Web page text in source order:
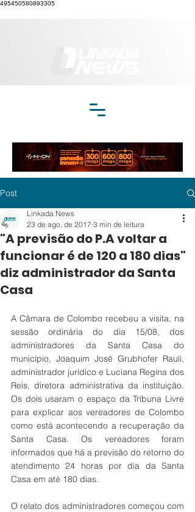
495450580893305
Post
"A previsão do P.A voltar a
funcionar é de 120 a 180 dias"
diz administrador da Santa
Casa
Linkada News
23 de ago. de 2017 3 min de leitura
A Câmara de Colombo recebeu a visita, na
sessão ordinária do dia 15/08, dos
administradores da Santa Casa do
município, Joaquim José Grubhofer Rauli,
administrador jurídico e Luciana Regina dos
Reis, diretora administrativa da instituição.
Os dois usaram o espaço da Tribuna Livre
para explicar aos vereadores de Colombo
como está acontecendo a recuperação da
Santa Casa. Os vereadores foram
informados que há a previsão do retorno do
atendimento 24 horas por dia da Santa
Casa em até 180 dias.
O relato dos administradores começou com